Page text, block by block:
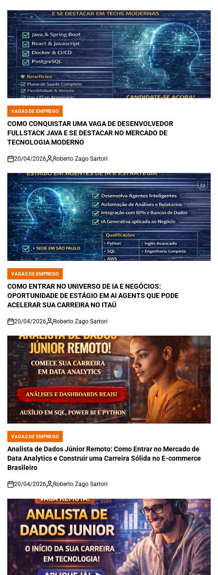
POSTED
IN
VAGAS DE EMPREGO
COMO CONQUISTAR UMA VAGA DE DESENVOLVEDOR
FULLSTACK JAVA E SE DESTACAR NO MERCADO DE
TECNOLOGIA MODERNO
on
20/04/2026 Roberto Zago Sartori
POSTED
IN
VAGAS DE EMPREGO
COMO ENTRAR NO UNIVERSO DE IA E NEGÓCIOS:
OPORTUNIDADE DE ESTÁGIO EM AI AGENTS QUE PODE
ACELERAR SUA CARREIRA NO ITAÚ
on
20/04/2026 Roberto Zago Sartori
POSTED
IN
VAGAS DE EMPREGO
Analista de Dados Júnior Remoto: Como Entrar no Mercado de
Data Analytics e Construir uma Carreira Sólida no E-commerce
Brasileiro
on
20/04/2026 Roberto Zago Sartori